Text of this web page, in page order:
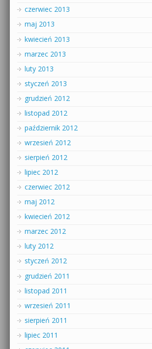
czerwiec 2013
maj 2013
kwiecień 2013
marzec 2013
luty 2013
styczeń 2013
grudzień 2012
listopad 2012
październik 2012
wrzesień 2012
sierpień 2012
lipiec 2012
czerwiec 2012
maj 2012
kwiecień 2012
marzec 2012
luty 2012
styczeń 2012
grudzień 2011
listopad 2011
wrzesień 2011
sierpień 2011
lipiec 2011